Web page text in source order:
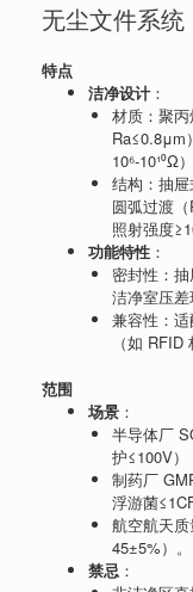
无尘文件系统
特点
洁净设计：
材质：聚
Ra≤0.8μm
10⁶-10¹⁰Ω）
结构：抽
圆弧过渡
照射强度
功能特性 ：
密封性：
洁净室压差
兼容性：
（如
范围
场景 ：
半导体厂
护≤100V）
制药厂
浮游菌
航空航天
45±5%）。
禁忌 ：